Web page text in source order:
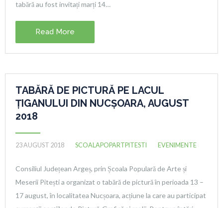
tabără au fost invitați marți 14…
Read More
TABĂRĂ DE PICTURĂ PE LACUL
ȚIGANULUI DIN NUCȘOARA, AUGUST
2018
23 AUGUST 2018 SCOALAPOPARTPITESTI EVENIMENTE
Consiliul Județean Argeș, prin Școala Populară de Arte și
Meserii Pitești a organizat o tabără de pictură în perioada 13 –
17 august, în localitatea Nucșoara, acțiune la care au participat